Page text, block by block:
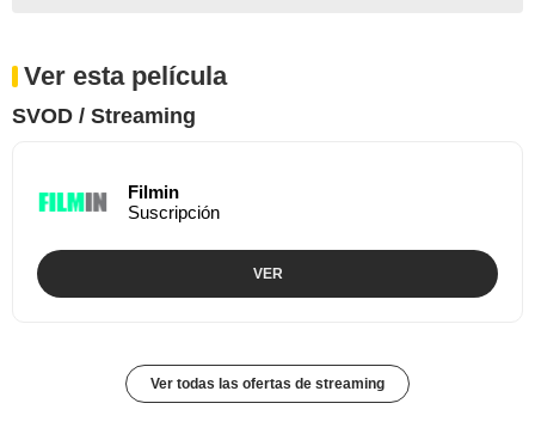
Ver esta película
SVOD / Streaming
Filmin
Suscripción
VER
Ver todas las ofertas de streaming